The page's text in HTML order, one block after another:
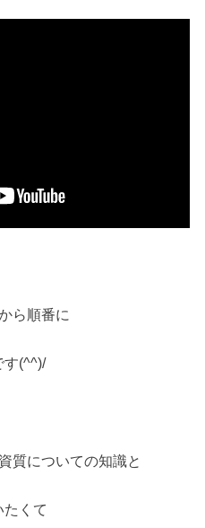
ら順番に
す(^^)/
質についての知識と
くて